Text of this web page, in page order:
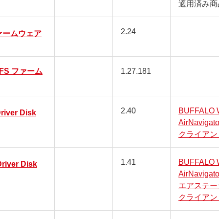
適用済み
ムウェア 2.24
ファーム 1.27.181
Disk 2.40
BUFFALO
クライア
Disk 1.41
BUFFALO
エアステ
クライア